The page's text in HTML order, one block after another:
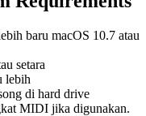
baru macOS 10.7 atau
setara
lebih
di hard drive
MIDI jika digunakan.